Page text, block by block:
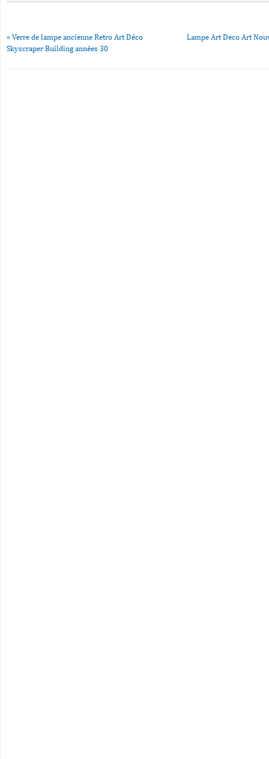
« Verre de lampe ancienne Retro Art Déco
Skyscraper Building années 30
Lampe Art Deco Art